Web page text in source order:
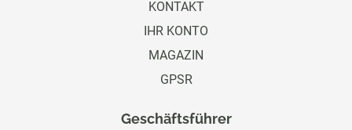
KONTAKT
IHR KONTO
MAGAZIN
GPSR
Geschäftsführer